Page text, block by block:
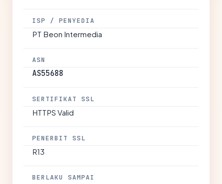
ISP / PENYEDIA
PT Beon Intermedia
ASN
AS55688
SERTIFIKAT SSL
HTTPS Valid
PENERBIT SSL
R13
BERLAKU SAMPAI